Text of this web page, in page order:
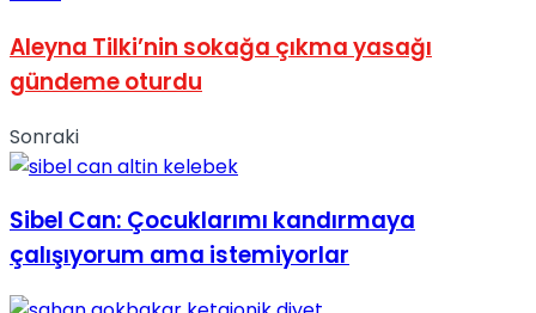
Aleyna Tilki’nin sokağa çıkma yasağı
gündeme oturdu
Sonraki
Sibel Can: Çocuklarımı kandırmaya
çalışıyorum ama istemiyorlar